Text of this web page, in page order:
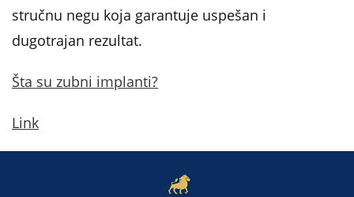
stručnu negu koja garantuje uspešan i
dugotrajan rezultat.
Šta su zubni implanti?
Link